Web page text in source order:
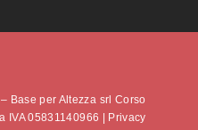
Base per Altezza srl Corso
IVA 05831140966 | Privacy